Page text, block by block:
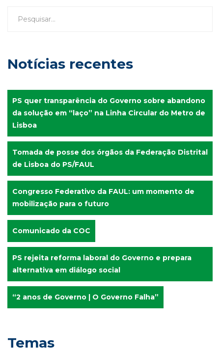
Notícias recentes
PS quer transparência do Governo sobre abandono
da solução em “laço” na Linha Circular do Metro de
Lisboa
Tomada de posse dos órgãos da Federação Distrital
de Lisboa do PS/FAUL
Congresso Federativo da FAUL: um momento de
mobilização para o futuro
Comunicado da COC
PS rejeita reforma laboral do Governo e prepara
alternativa em diálogo social
“2 anos de Governo | O Governo Falha”
Temas